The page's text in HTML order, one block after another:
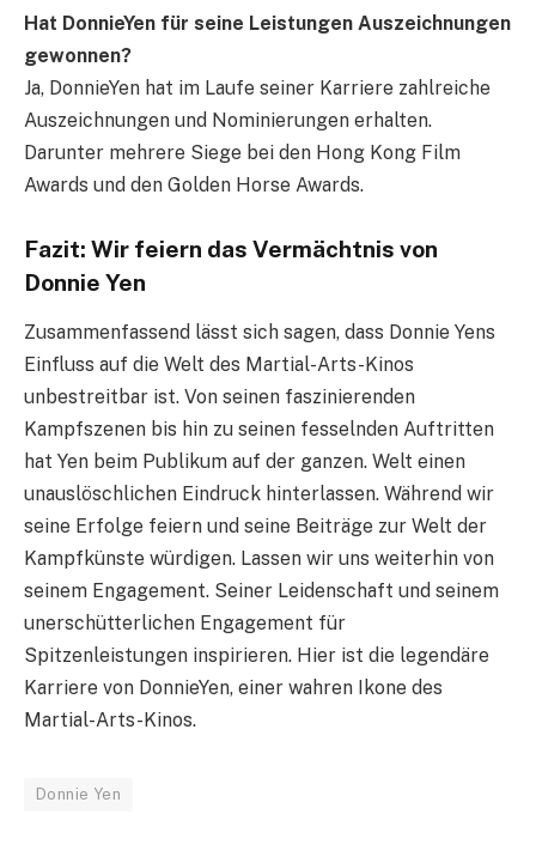
Hat DonnieYen für seine Leistungen Auszeichnungen
gewonnen?
Ja, DonnieYen hat im Laufe seiner Karriere zahlreiche
Auszeichnungen und Nominierungen erhalten.
Darunter mehrere Siege bei den Hong Kong Film
Awards und den Golden Horse Awards.
Fazit: Wir feiern das Vermächtnis von
Donnie Yen
Zusammenfassend lässt sich sagen, dass Donnie Yens
Einfluss auf die Welt des Martial-Arts-Kinos
unbestreitbar ist. Von seinen faszinierenden
Kampfszenen bis hin zu seinen fesselnden Auftritten
hat Yen beim Publikum auf der ganzen. Welt einen
unauslöschlichen Eindruck hinterlassen. Während wir
seine Erfolge feiern und seine Beiträge zur Welt der
Kampfkünste würdigen. Lassen wir uns weiterhin von
seinem Engagement. Seiner Leidenschaft und seinem
unerschütterlichen Engagement für
Spitzenleistungen inspirieren. Hier ist die legendäre
Karriere von DonnieYen, einer wahren Ikone des
Martial-Arts-Kinos.
Donnie Yen